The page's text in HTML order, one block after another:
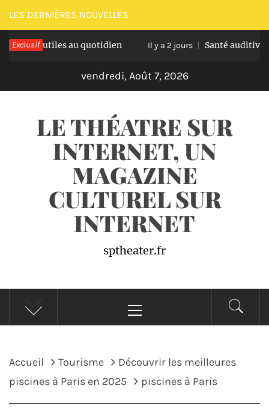
Passer
au
contenu
LES DERNIÈRES NOUVELLES
Exclusif
utiles au quotidien Il y a 2 jours Santé auditive et âge
vendredi, Août 7, 2026
LE THÉATRE SUR
INTERNET, UN
MAGAZINE
CULTUREL SUR
INTERNET
sptheater.fr
principal
Accueil Tourisme
Découvrir les meilleures
piscines à Paris en 2025
piscines à Paris